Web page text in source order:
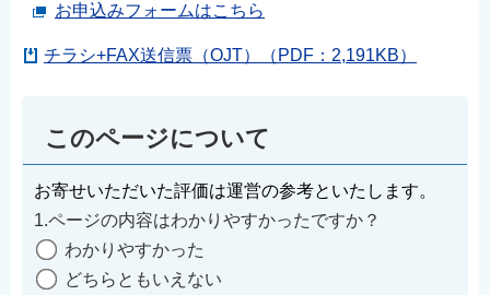
お申込みフォームはこちら
チラシ+FAX送信票（OJT）（PDF：2,191KB）
このページについて
お寄せいただいた評価は運営の参考といたします。
1.ページの内容はわかりやすかったですか？
わかりやすかった
どちらともいえない